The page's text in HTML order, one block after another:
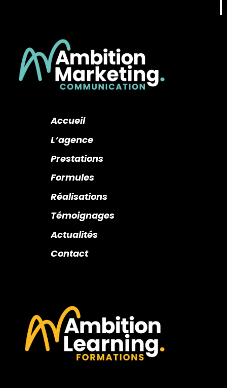
Accueil
L’agence
Prestations
Formules
Réalisations
Témoignages
Actualités
Contact